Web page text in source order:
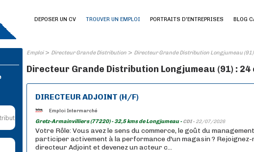
DEPOSER UN CV TROUVER UN EMPLOI PORTRAITS D'ENTREPRISES BLOG
Emploi> Directeur Grande Distribution > Directeur Grande Distribution Longjumeau (91)
Directeur Grande Distribution Longjumeau (91) :
DIRECTEUR ADJOINT (H/F)
Emploi Intermarché
Gretz-Armainvilliers (77220) - 32,5 kms de Longjumeau -CDI - 22/07/2026
Votre Rôle: Vous avez le sens du commerce, le goût du
participer activement à la performance d'un magasin ?
directeur Adjoint et devenez un acteur c...